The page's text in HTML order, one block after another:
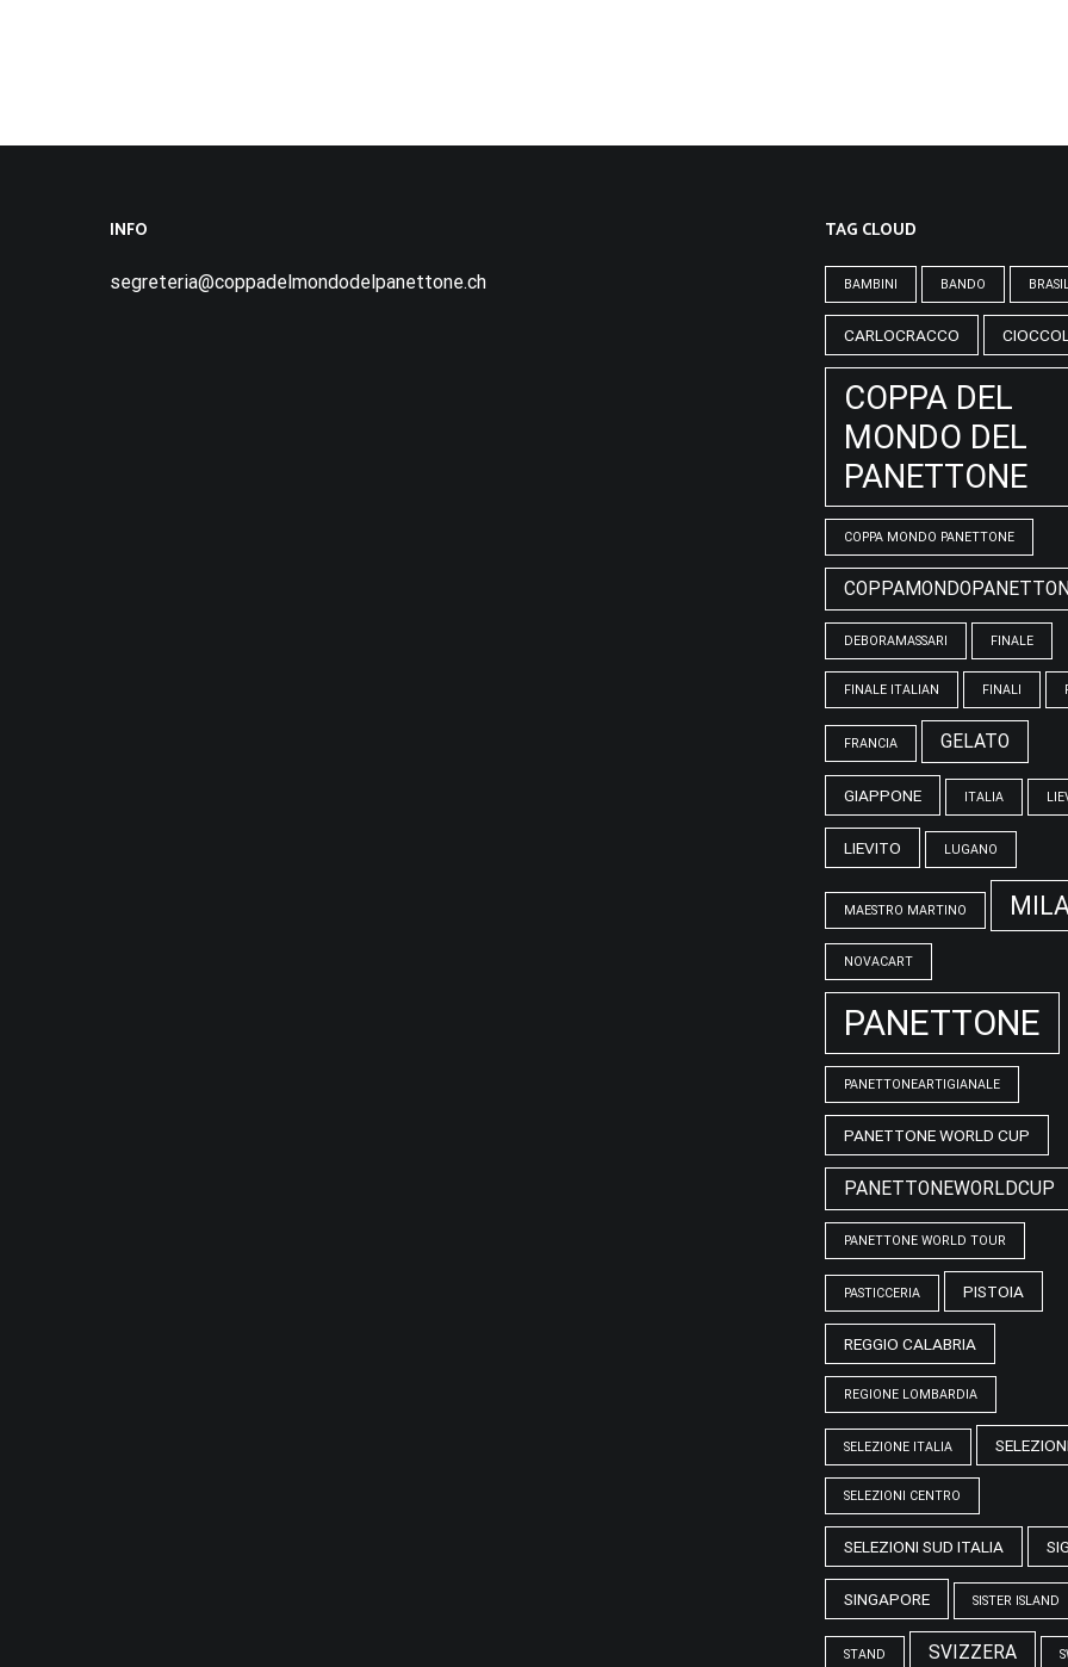
INFO
segreteria@coppadelmondodelpanettone.ch
TAG CLOUD
BAMBINI BANDO
CARLOCRACCO
COPPA DEL
MONDO DEL
PANETTONE
COPPA MONDO PANETTONE
DEBORAMASSARI FINALE
FINALE ITALIAN FINALI
FRANCIA GELATO
GIAPPONE ITALIA
LIEVITO LUGANO
MAESTRO MARTINO
NOVACART
PANETTONE
PANETTONEARTIGIANALE
PANETTONE WORLD CUP
PANETTONEWORLDCUP
PANETTONE WORLD TOUR
PASTICCERIA PISTOIA
REGGIO CALABRIA
REGIONE LOMBARDIA
SELEZIONE ITALIA SELEZIONI
SELEZIONI CENTRO
SELEZIONI SUD ITALIA
SINGAPORE SISTER ISLAND
STAND SVIZZERA